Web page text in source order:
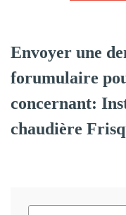
Envoyer une
forumulaire
concernant:
chaudière